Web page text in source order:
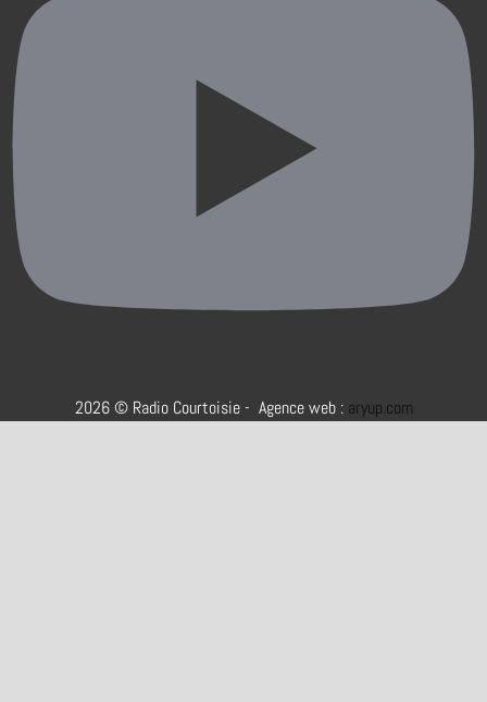
2026 © Radio Courtoisie - Agence web : aryup.com